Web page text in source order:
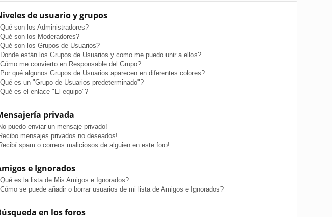
de usuario y grupos
son los Administradores?
son los Moderadores?
son los Grupos de Usuarios?
están los Grupos de Usuarios y como me puedo unir a ellos?
me convierto en Responsable del Grupo?
qué algunos Grupos de Usuarios aparecen en diferentes colores?
es un "Grupo de Usuarios predeterminado"?
es el enlace "El equipo"?
privada
puedo enviar un mensaje privado!
mensajes privados no deseados!
spam o correos maliciosos de alguien en este foro!
e Ignorados
es la lista de Mis Amigos e Ignorados?
se puede añadir o borrar usuarios de mi lista de Amigos e Ignorados?
en los foros